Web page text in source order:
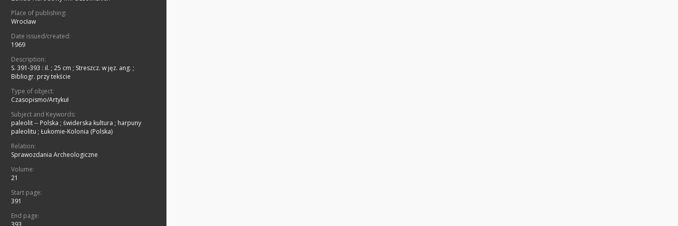
Place of publishing:
Wrocław
Date issued/created:
1969
Description:
S. 391-393 : il. ; 25 cm ; Streszcz. w jęz. ang. ;
Bibliogr. przy tekście
Type of object:
Czasopismo/Artykuł
Subject and Keywords:
paleolit -- Polska ; świderska kultura ; harpuny
paleolitu ; Łukomie-Kolonia (Polska)
Relation:
Sprawozdania Archeologiczne
Volume:
21
Start page:
391
End page: